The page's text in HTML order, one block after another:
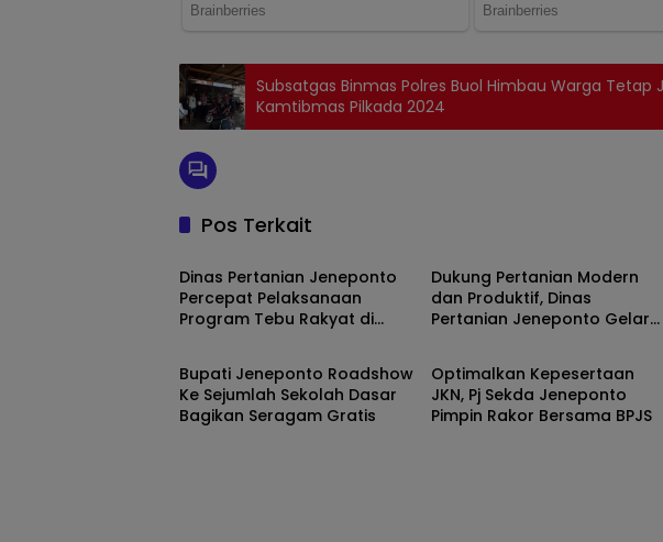
Subsatgas Binmas Polres Buol Himbau Warga Tetap
Kamtibmas Pilkada 2024
Pos Terkait
JENEPONTO
Dinas Pertanian Jeneponto
Percepat Pelaksanaan
Program Tebu Rakyat di
Dukung Pertanian Modern
dan Produktif, Dinas
Pertanian Jeneponto Gelar
ARBOS di Bulujaya
JENEPONTO
Bupati Jeneponto Roadshow
Ke Sejumlah Sekolah Dasar
Bagikan Seragam Gratis
JENEPONTO
Optimalkan Kepesertaan
JKN, Pj Sekda Jeneponto
Pimpin Rakor Bersama BPJS